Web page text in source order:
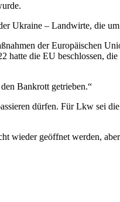
Ukraine – Landwirte, die
der Europäischen
hatte die EU beschlossen,
Bankrott getrieben.“
dürfen. Für Lkw sei
wieder geöffnet werden,